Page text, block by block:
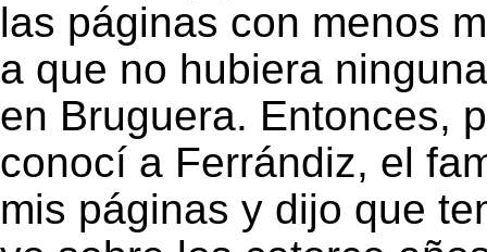
las páginas con menos
a que no hubiera
en Bruguera. Entonces,
conocí a Ferrándiz, el
mis páginas y dijo que